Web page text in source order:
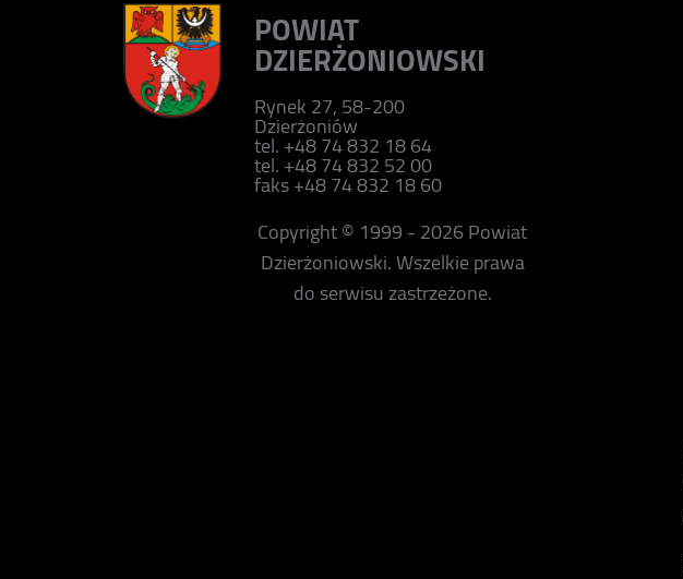
POWIAT
DZIERŻONIOWSKI
Rynek 27, 58-200
Dzierżoniów
tel. +48 74 832 18 64
tel. +48 74 832 52 00
faks +48 74 832 18 60
Copyright © 1999 - 2026 Powiat
Dzierżoniowski. Wszelkie prawa
do serwisu zastrzeżone.